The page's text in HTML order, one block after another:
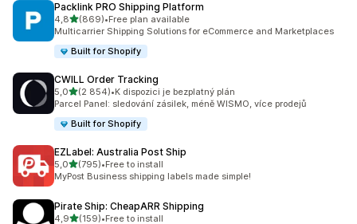
Packlink PRO Shipping Platform
4,8z 5 hvězd
(869)
Celkový počet recenzí: 869
•Free plan available
Multicarrier Shipping Solutions for eCommerce and Marketplaces
Built for Shopify
CWILL Order Tracking
5,0z 5 hvězd
(2 854)
Celkový počet recenzí: 2854
•K dispozici je bezplatný plán
Parcel Panel: sledování zásilek, méně WISMO, více prodejů
Built for Shopify
EZLabel: Australia Post Ship
5,0z 5 hvězd
(795)
Celkový počet recenzí: 795
•Free to install
MyPost Business shipping labels made simple!
Pirate Ship: CheapARR Shipping
4,9z 5 hvězd
(159)•Free to install